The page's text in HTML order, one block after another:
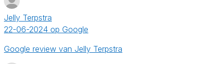
Jelly Terpstra
22-06-2024 op Google
Google review van Jelly Terpstra